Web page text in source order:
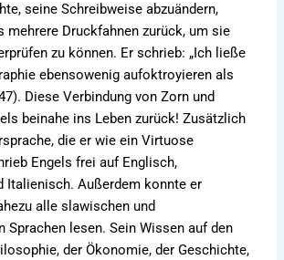
seine Schreibweise abzuändern,
mehrere Druckfahnen zurück, um sie
zu können. Er schrieb: „Ich ließe
ebensowenig aufoktroyieren als
Diese Verbindung von Zorn und
beinahe ins Leben zurück! Zusätzlich
die er wie ein Virtuose
Engels frei auf Englisch,
Italienisch. Außerdem konnte er
alle slawischen und
Sprachen lesen. Sein Wissen auf den
der Ökonomie, der Geschichte,